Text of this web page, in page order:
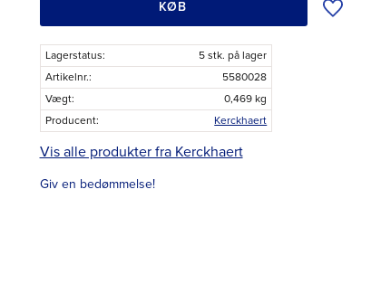
KØB Tilføj til
Lagerstatus
5 stk. på lager
Artikelnr.
5580028
Vægt
0,469 kg
Producent
Kerckhaert
Vis alle produkter fra Kerckhaert
Giv en bedømmelse!